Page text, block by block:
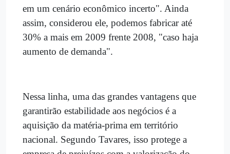
em um cenário econômico incerto". Ainda
assim, considerou ele, podemos fabricar até
30% a mais em 2009 frente 2008, "caso haja
aumento de demanda".
Nessa linha, uma das grandes vantagens que
garantirão estabilidade aos negócios é a
aquisição da matéria-prima em território
nacional. Segundo Tavares, isso protege a